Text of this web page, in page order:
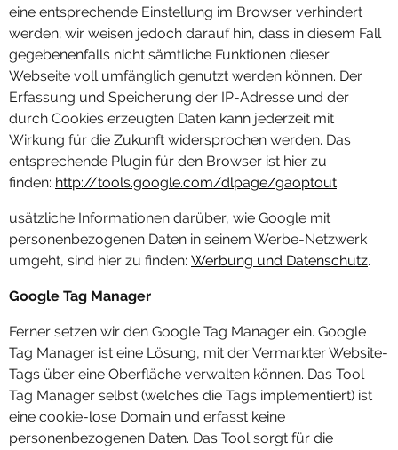
eine entsprechende Einstellung im Browser verhindert
werden; wir weisen jedoch darauf hin, dass in diesem Fall
gegebenenfalls nicht sämtliche Funktionen dieser
Webseite voll umfänglich genutzt werden können. Der
Erfassung und Speicherung der IP-Adresse und der
durch Cookies erzeugten Daten kann jederzeit mit
Wirkung für die Zukunft widersprochen werden. Das
entsprechende Plugin für den Browser ist hier zu
finden: http://tools.google.com/dlpage/gaoptout.
usätzliche Informationen darüber, wie Google mit
personenbezogenen Daten in seinem Werbe-Netzwerk
umgeht, sind hier zu finden: Werbung und Datenschutz.
Google Tag Manager
Ferner setzen wir den Google Tag Manager ein. Google
Tag Manager ist eine Lösung, mit der Vermarkter Website-
Tags über eine Oberfläche verwalten können. Das Tool
Tag Manager selbst (welches die Tags implementiert) ist
eine cookie-lose Domain und erfasst keine
personenbezogenen Daten. Das Tool sorgt für die